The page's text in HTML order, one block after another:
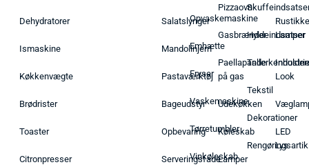
Dehydratorer
Ismaskine
Køkkenvægte
Brødrister
Toaster
Citronpresser
Salatslynger
Mandolinjern
Pastaværktøj
Bageudstyr
Opbevaring
Serveringsfade
Opvaskemaskine
Emhætte
Fryser
Vaskemaskine
Tørretumbler
Vinkøleskab
Pizzaovn
Gasbrænder
Paellapande
på gas
Udekøkken
Køleskab
Lamper
Hyldeindsatser
Tekstil
Dekorationer
Rustikke
Lamper
Look
LED
Lys